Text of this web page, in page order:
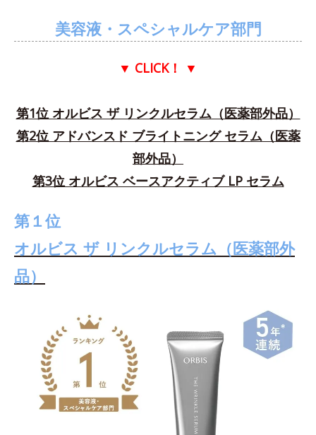
美容液・スペシャルケア部門
▼ CLICK！ ▼
第1位 オルビス ザ リンクルセラム（医薬部外品）
第2位 アドバンスド ブライトニング セラム（医薬
部外品）
第3位 オルビス ベースアクティブ LP セラム
第１位
オルビス ザ リンクルセラム（医薬部外
品）